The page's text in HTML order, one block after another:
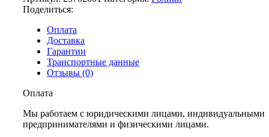
Поделиться:
Оплата
Доставка
Гарантии
Транспортные данные
Отзывы (0)
Оплата
Мы работаем с юридическими лицами, индивидуальными
предпринимателями и физическими лицами.